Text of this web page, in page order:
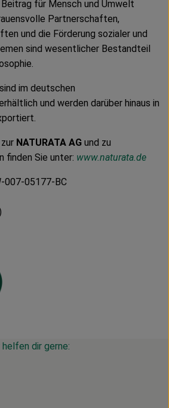
für Mensch und Umwelt
Partnerschaften,
und die Förderung sozialer und
sind wesentlicher Bestandteil
im deutschen
und werden darüber hinaus in
NATURATA AG und zu
finden Sie unter: www.naturata.de
007-05177-BC
helfen dir gerne: